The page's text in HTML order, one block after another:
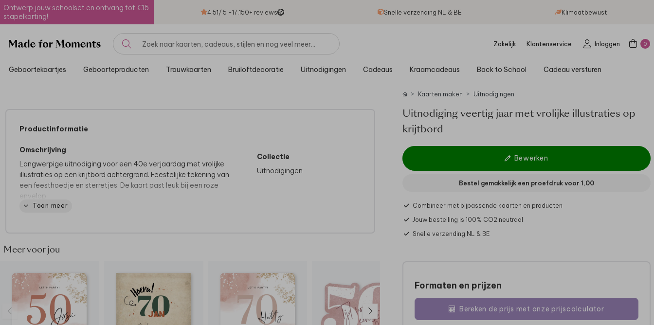
Ontwerp jouw schoolset en ontvang tot €15
stapelkorting!
4.51/ 5 -17.150+ reviews Snelle verzending NL & BE Klimaatbewust
Zakelijk Klantenservice Inloggen 0
Geboortekaartjes Geboorteproducten Trouwkaarten Bruiloftdecoratie Uitnodigingen Cadeaus Kraamcadeaus Back to School Cadeau versturen
Productinformatie
Omschrijving
Langwerpige uitnodiging voor een 40e verjaardag met vrolijke
illustraties op een krijtbord achtergrond. Feestelijke tekening van
een feesthoedje en sterretjes. De kaart past leuk bij een roze
envelop.
Toon meer
Collectie
Uitnodigingen
Meer voor jou
Kaarten maken Uitnodigingen
Uitnodiging veertig jaar met vrolijke illustraties op
krijtbord
Bewerken
Bestel gemakkelijk een proefdruk voor 1,00
Combineer met bijpassende kaarten en producten
Jouw bestelling is 100% CO2 neutraal
Snelle verzending NL & BE
Formaten en prijzen
Bereken de prijs met onze prijscalculator